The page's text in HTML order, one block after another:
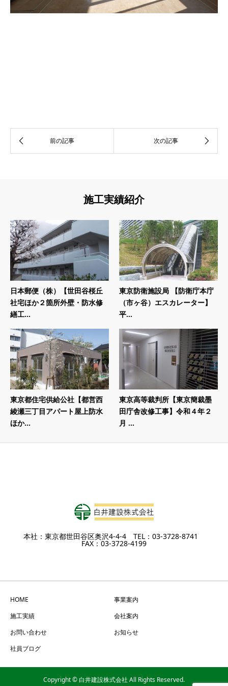
施工実績紹介
日本郵便（株）【世田谷桜丘
社宅ほか２箇所外壁・防水修
繕工...
東京防衛施設局 【防衛庁本庁
（市ヶ谷）エスカレーター】
平...
東京都住宅供給公社【都営西
綾瀬三丁目アパート屋上防水
ほか...
東京高等裁判所【東京簡裁墨
田庁舎改修工事】令和４年２
月 ...
本社：東京都世田谷区奥沢4-4-4 TEL：03-3728-8741
FAX：03-3728-4199
HOME
事業案内
施工実績
会社案内
お問い合わせ
お知らせ
社員ブログ
Copyright © 白井建設株式会社 All Rights Reserved.